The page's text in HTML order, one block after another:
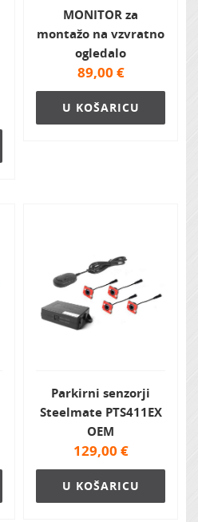
MONITOR za
montažo na vzvratno
ogledalo
89,00 €
U KOŠARICU
Parkirni senzorji
Steelmate PTS411EX
OEM
129,00 €
U KOŠARICU